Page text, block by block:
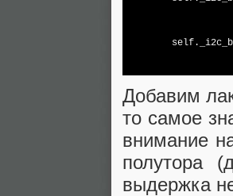
Добавим
то самое
внимание
полутора
выдержка